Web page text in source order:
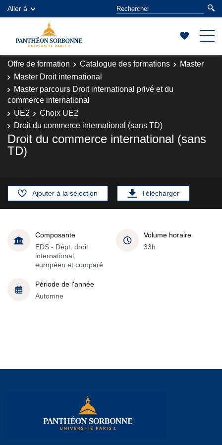
Aller à
Offre de formation Catalogue des formations
Master
Master Droit international
Master parcours Droit international privé et du
commerce international
UE2
Choix UE2
Droit du commerce international (sans TD)
Droit du commerce international (sans
TD)
Ajouter à la sélection Télécharger
Composante
EDS - Dépt. droit
international,
européen et comparé
Volume horaire
33h
Période de l'année
Automne